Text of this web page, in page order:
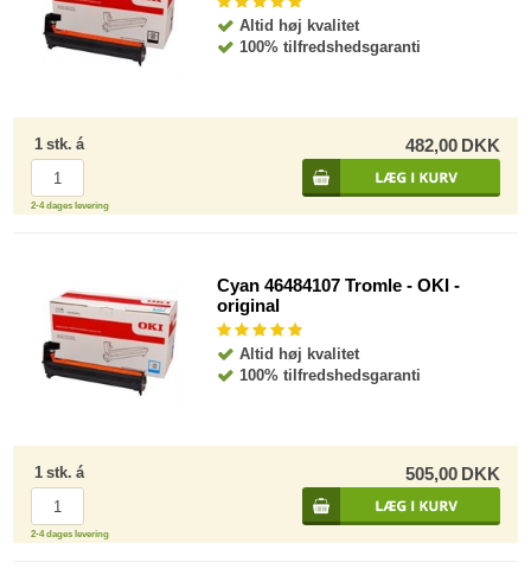
Altid høj kvalitet
100% tilfredshedsgaranti
1 stk. á 482,00 DKK
2-4 dages levering
Cyan 46484107 Tromle - OKI -
original
Altid høj kvalitet
100% tilfredshedsgaranti
1 stk. á 505,00 DKK
2-4 dages levering